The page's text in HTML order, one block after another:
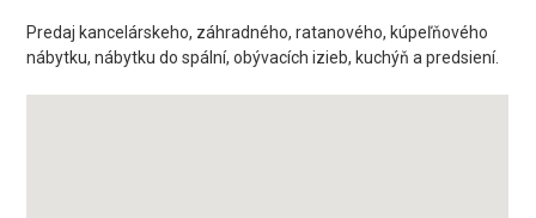
Predaj kancelárskeho, záhradného, ratanového, kúpeľňového
nábytku, nábytku do spální, obývacích izieb, kuchýň a predsiení.